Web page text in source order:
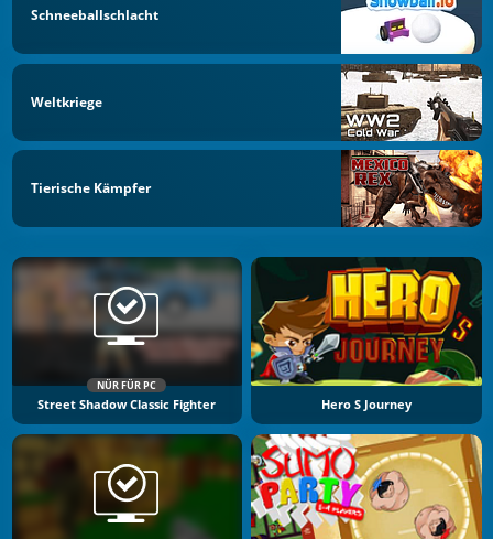
Schneeballschlacht
Weltkriege
Tierische Kämpfer
NÜR FÜR PC
Street Shadow Classic Fighter Hero S Journey